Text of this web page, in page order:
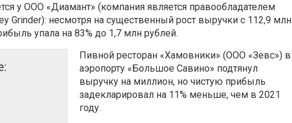
у ООО «Диамант» (компания является правообладателем
Grinder): несмотря на существенный рост выручки с 112,9 млн
упала на 83% до 1,7 млн рублей.
Пивной ресторан «Хамовники» (ООО «Зевс») в
аэропорту «Большое Савино» подтянул
выручку на миллион, но чистую прибыль
задекларировал на 11% меньше, чем в 2021
году.